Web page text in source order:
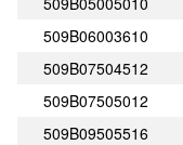
509B06003610
509B07504512
509B07505012
509B09505516